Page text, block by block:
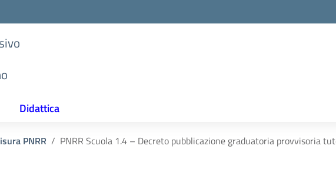
Didattica
PNRR PNRR Scuola 1.4 – Decreto pubblicazione graduatoria provvisoria